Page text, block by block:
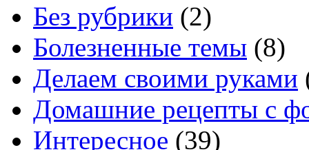
Без рубрики (2)
Болезненные темы (8)
Делаем своими руками
Домашние рецепты с
Интересное (39)